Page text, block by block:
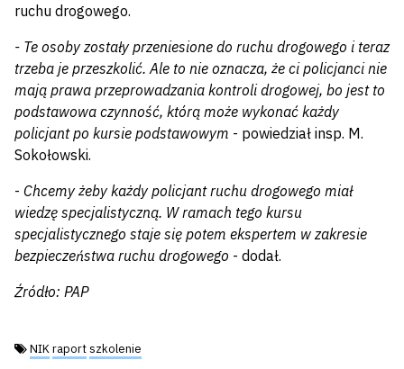
ruchu drogowego.
- Te osoby zostały przeniesione do ruchu drogowego i teraz
trzeba je przeszkolić. Ale to nie oznacza, że ci policjanci nie
mają prawa przeprowadzania kontroli drogowej, bo jest to
podstawowa czynność, którą może wykonać każdy
policjant po kursie podstawowym - powiedział insp. M.
Sokołowski.
- Chcemy żeby każdy policjant ruchu drogowego miał
wiedzę specjalistyczną. W ramach tego kursu
specjalistycznego staje się potem ekspertem w zakresie
bezpieczeństwa ruchu drogowego - dodał.
Źródło: PAP
Tagi:
NIKraportszkolenie